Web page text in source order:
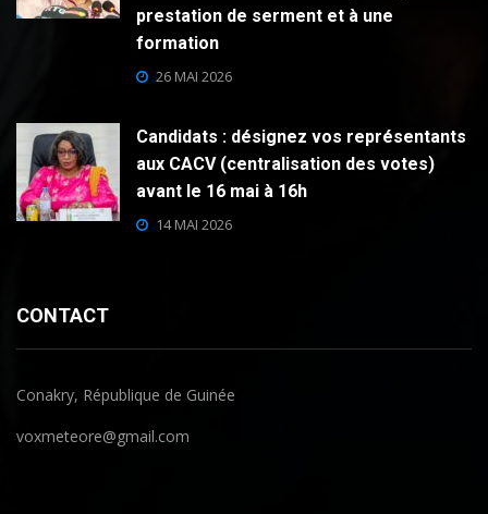
prestation de serment et à une
formation
26 MAI 2026
Candidats : désignez vos représentants
aux CACV (centralisation des votes)
avant le 16 mai à 16h
14 MAI 2026
CONTACT
Conakry, République de Guinée
voxmeteore@gmail.com